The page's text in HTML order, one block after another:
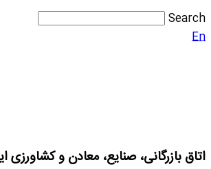
Search
En
اتاق بازرگانی، صنایع، معادن و کشاورزی